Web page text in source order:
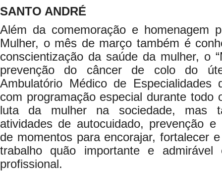
SANTO ANDRÉ
Além da comemoração e homenagem
Mulher, o mês de março também é
conscientização da saúde da mulher, o
prevenção do câncer de colo do
Ambulatório Médico de Especialidades
com programação especial durante todo
luta da mulher na sociedade, mas
atividades de autocuidado, prevenção e
de momentos para encorajar, fortalecer
trabalho quão importante e
profissional.